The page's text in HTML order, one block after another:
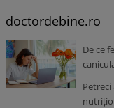
doctordebine.ro
De ce